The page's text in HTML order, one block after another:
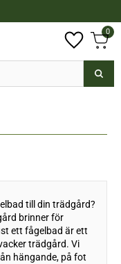
0
till din trädgård?
brinner för
ett fågelbad är ett
trädgård. Vi
hängande, på fot